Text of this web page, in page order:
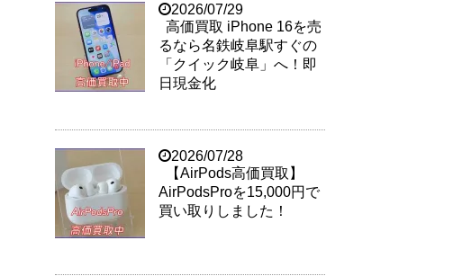
2026/07/29
高価買取 iPhone 16を売
るなら名鉄岐阜駅すぐの
「クイック岐阜」へ！即
日現金化
2026/07/28
【AirPods高価買取】
AirPodsProを15,000円で
買い取りしました！